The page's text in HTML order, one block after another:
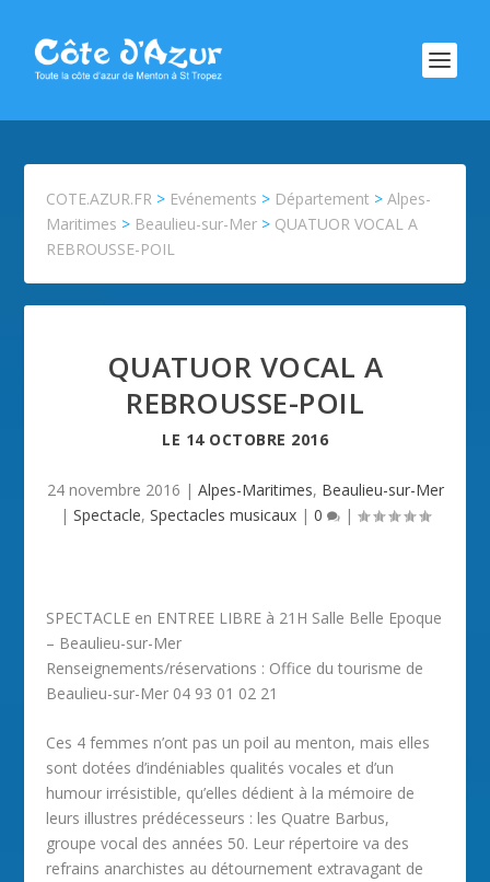
COTE.AZUR.FR > Evénements > Département >Alpes-
Maritimes > Beaulieu-sur-Mer > QUATUOR VOCAL A
REBROUSSE-POIL
QUATUOR VOCAL A
REBROUSSE-POIL
LE 14 OCTOBRE 2016
24 novembre 2016 | Alpes-Maritimes, Beaulieu-sur-Mer
| Spectacle, Spectacles musicaux | 0 |
SPECTACLE en ENTREE LIBRE à 21H Salle Belle Epoque
– Beaulieu-sur-Mer
Renseignements/réservations : Office du tourisme de
Beaulieu-sur-Mer 04 93 01 02 21
Ces 4 femmes n’ont pas un poil au menton, mais elles
sont dotées d’indéniables qualités vocales et d’un
humour irrésistible, qu’elles dédient à la mémoire de
leurs illustres prédécesseurs : les Quatre Barbus,
groupe vocal des années 50. Leur répertoire va des
refrains anarchistes au détournement extravagant de